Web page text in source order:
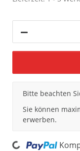
x
Bitte beachten
Sie können
erwerben.